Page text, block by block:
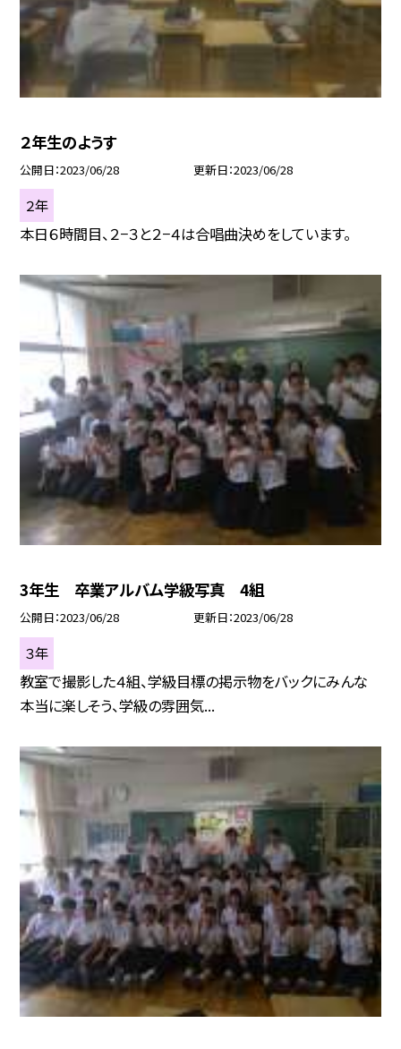
２年生のようす
公開日 2023/06/28 更新日 2023/06/28
２年
本日６時間目、２−３と２−４は合唱曲決めをしています。
3年生 卒業アルバム学級写真 4組
公開日 2023/06/28 更新日 2023/06/28
３年
教室で撮影した４組、学級目標の掲示物をバックにみんな
本当に楽しそう、学級の雰囲気...